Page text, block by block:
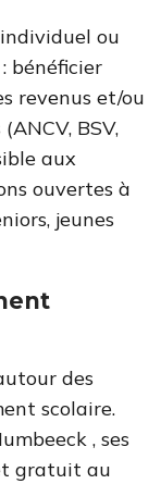
ou
bénéficier
revenus et/ou
BSV,
aux
ouvertes à
jeunes
des
scolaire.
, ses
gratuit au